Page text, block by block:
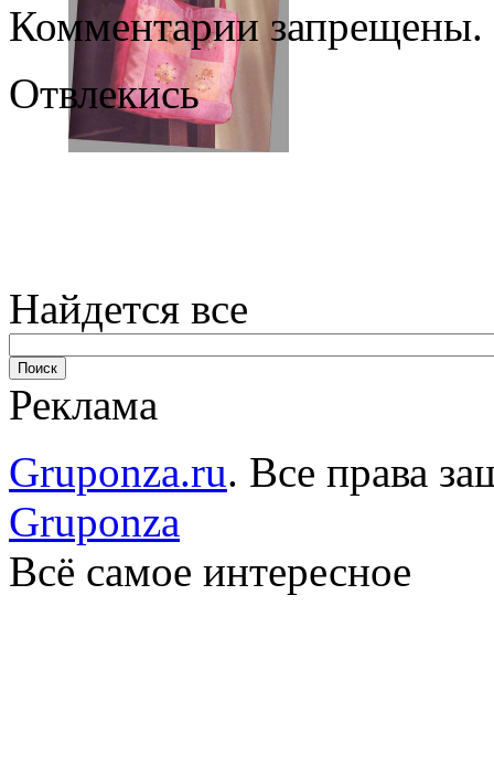
Комментарии запрещены.
Отвлекись
Найдется все
Реклама
Gruponza.ru. Все права
Gruponza
Всё самое интересное